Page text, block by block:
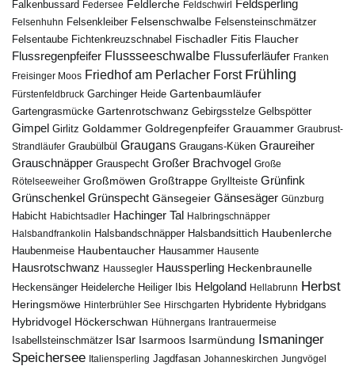
Falkenbussard Federsee Feldlerche Feldschwirl Feldsperling
Felsenhuhn Felsenkleiber Felsenschwalbe Felsensteinschmätzer
Felsentaube Fichtenkreuzschnabel Fischadler Fitis Flaucher
Flussregenpfeifer Flussseeschwalbe Flussuferläufer Franken
Freisinger Moos Friedhof am Perlacher Forst Frühling
Fürstenfeldbruck Garchinger Heide Gartenbaumläufer
Gartengrasmücke Gartenrotschwanz Gebirgsstelze Gelbspötter
Gimpel Girlitz Goldammer Goldregenpfeifer Grauammer Graubrust-
Strandläufer Graubülbül Graugans Graugans-Küken Graureiher
Grauschnäpper Grauspecht Großer Brachvogel Große
Rötelseeweiher Großmöwen Großtrappe Gryllteiste Grünfink
Grünschenkel Grünspecht Gänsegeier Gänsesäger Günzburg
Habicht Habichtsadler Hachinger Tal Halbringschnäpper
Halsbandfrankolin Halsbandschnäpper Halsbandsittich Haubenlerche
Haubenmeise Haubentaucher Hausammer Hausente
Hausrotschwanz Haussegler Haussperling Heckenbraunelle
Heckensänger Heidelerche Heiliger Ibis Helgoland Hellabrunn Herbst
Heringsmöwe Hinterbrühler See Hirschgarten Hybridente Hybridgans
Hybridvogel Höckerschwan Hühnergans Irantrauermeise
Isabellsteinschmätzer Isar Isarmoos Isarmündung Ismaninger
Speichersee Italiensperling Jagdfasan Johanneskirchen Jungvögel